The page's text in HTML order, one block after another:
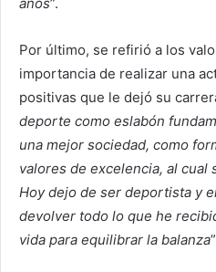
Por último, se refirió a los
importancia de realizar una
positivas que le dejó su
deporte como eslabón
una mejor sociedad, como
valores de excelencia, al cual
Hoy dejo de ser deportista y
devolver todo lo que he
vida para equilibrar la balanza